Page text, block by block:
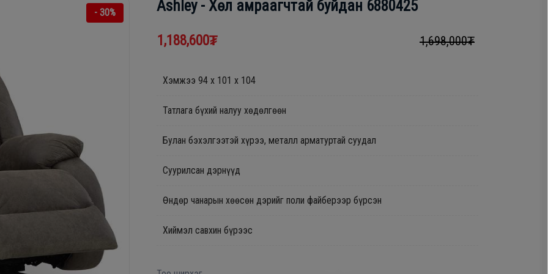
- 30% Ashley - Хөл амраагчтай буйдан 6880425
1,188,600₮ 1,698,000₮
Хэмжээ 94 x 101 x 104
Татлага бүхий налуу хөдөлгөөн
Булан бэхэлгээтэй хүрээ, металл арматуртай суудал
Суурилсан дэрнүүд
Өндөр чанарын хөөсөн дэрийг поли файберээр бүрсэн
Хиймэл савхин бүрээс